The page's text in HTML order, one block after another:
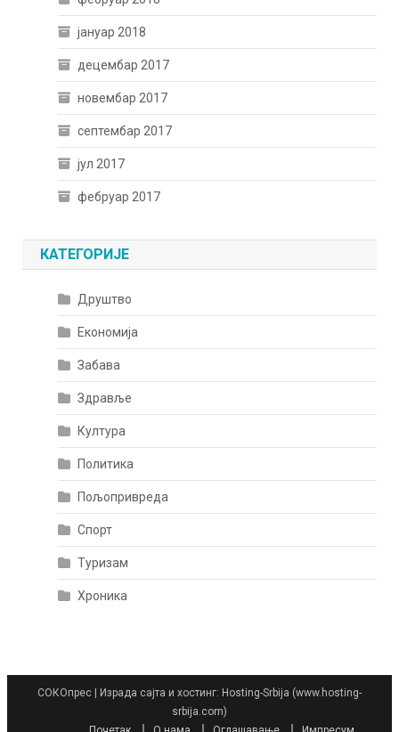
јануар 2018
децембар 2017
новембар 2017
септембар 2017
јул 2017
фебруар 2017
КАТЕГОРИЈЕ
Друштво
Економија
Забава
Здравље
Култура
Политика
Пољопривреда
Спорт
Туризам
Хроника
СОКОпрес | Израда сајта и хостинг: Hosting-Srbija (www.hosting-
srbija.com)